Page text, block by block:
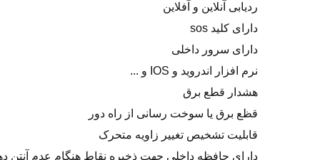
ردیابی آنلاین و آفلاین
دارای کلید sos
دارای سرور داخلی
نرم افزار اندروید و IOS و ...
هشدار قطع برق
قظع برق یا سوخت رسانی از راه دور
قابلیت تشخیص تغییر زاویه متحرک
دارای حافظه داخلی جهت ذخیره نقاط هنگام عدم آنتن